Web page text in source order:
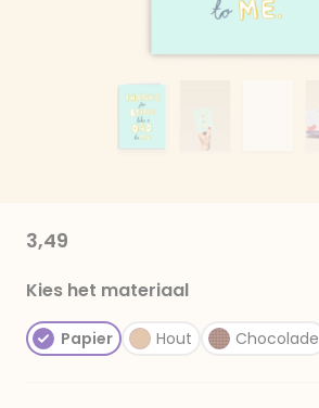
3,49
Kies het materiaal
Papier Hout Chocolade